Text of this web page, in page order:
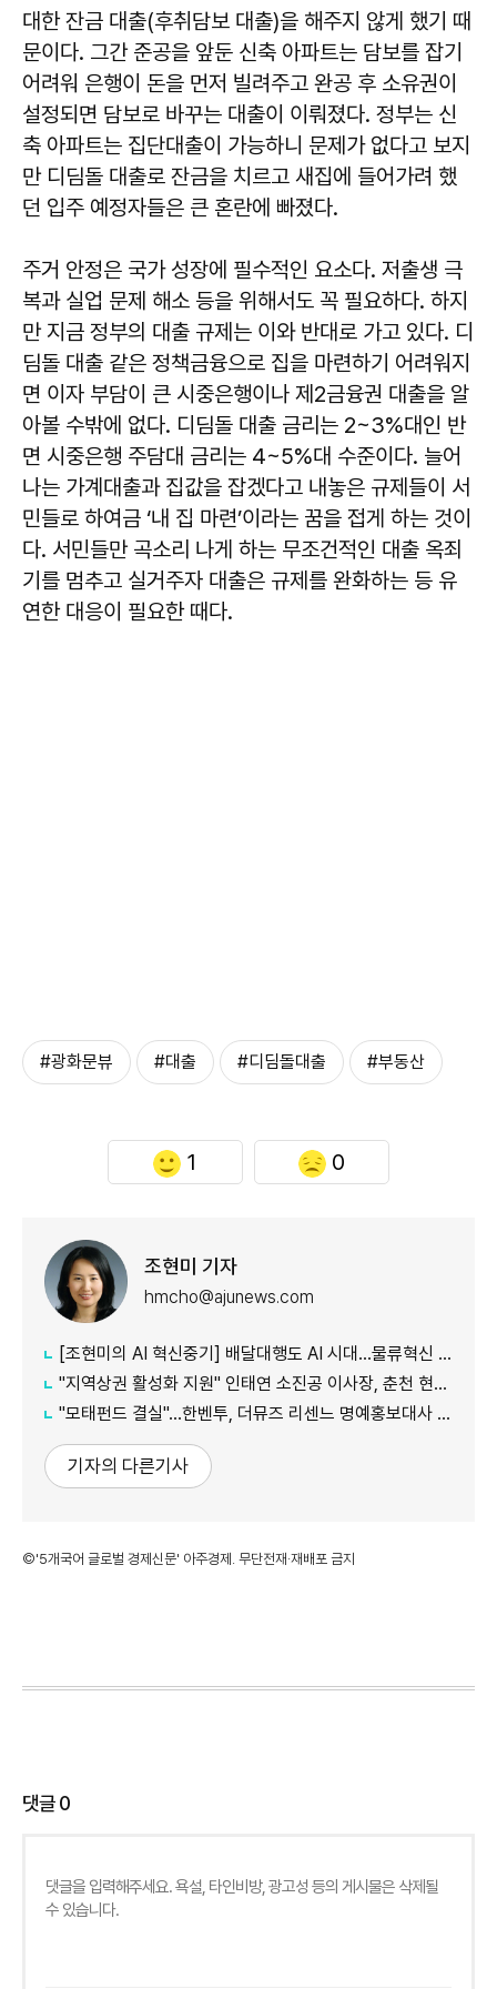
대한 잔금 대출(후취담보 대출)을 해주지 않게 했기 때
문이다. 그간 준공을 앞둔 신축 아파트는 담보를 잡기
어려워 은행이 돈을 먼저 빌려주고 완공 후 소유권이
설정되면 담보로 바꾸는 대출이 이뤄졌다. 정부는 신
축 아파트는 집단대출이 가능하니 문제가 없다고 보지
만 디딤돌 대출로 잔금을 치르고 새집에 들어가려 했
던 입주 예정자들은 큰 혼란에 빠졌다.
주거 안정은 국가 성장에 필수적인 요소다. 저출생 극
복과 실업 문제 해소 등을 위해서도 꼭 필요하다. 하지
만 지금 정부의 대출 규제는 이와 반대로 가고 있다. 디
딤돌 대출 같은 정책금융으로 집을 마련하기 어려워지
면 이자 부담이 큰 시중은행이나 제2금융권 대출을 알
아볼 수밖에 없다. 디딤돌 대출 금리는 2~3%대인 반
면 시중은행 주담대 금리는 4~5%대 수준이다. 늘어
나는 가계대출과 집값을 잡겠다고 내놓은 규제들이 서
민들로 하여금 ‘내 집 마련’이라는 꿈을 접게 하는 것이
다. 서민들만 곡소리 나게 하는 무조건적인 대출 옥죄
기를 멈추고 실거주자 대출은 규제를 완화하는 등 유
연한 대응이 필요한 때다.
#광화문뷰 #대출 #디딤돌대출 #부동산
1 0
조현미 기자
hmcho@ajunews.com
[조현미의 AI 혁신중기] 배달대행도 AI 시대…물류혁신 선도하는 부릉
"지역상권 활성화 지원" 인태연 소진공 이사장, 춘천 현장방문
"모태펀드 결실"…한벤투, 더뮤즈 리센느 명예홍보대사 임명
기자의 다른기사
©'5개국어 글로벌 경제신문' 아주경제. 무단전재·재배포 금지
댓글0